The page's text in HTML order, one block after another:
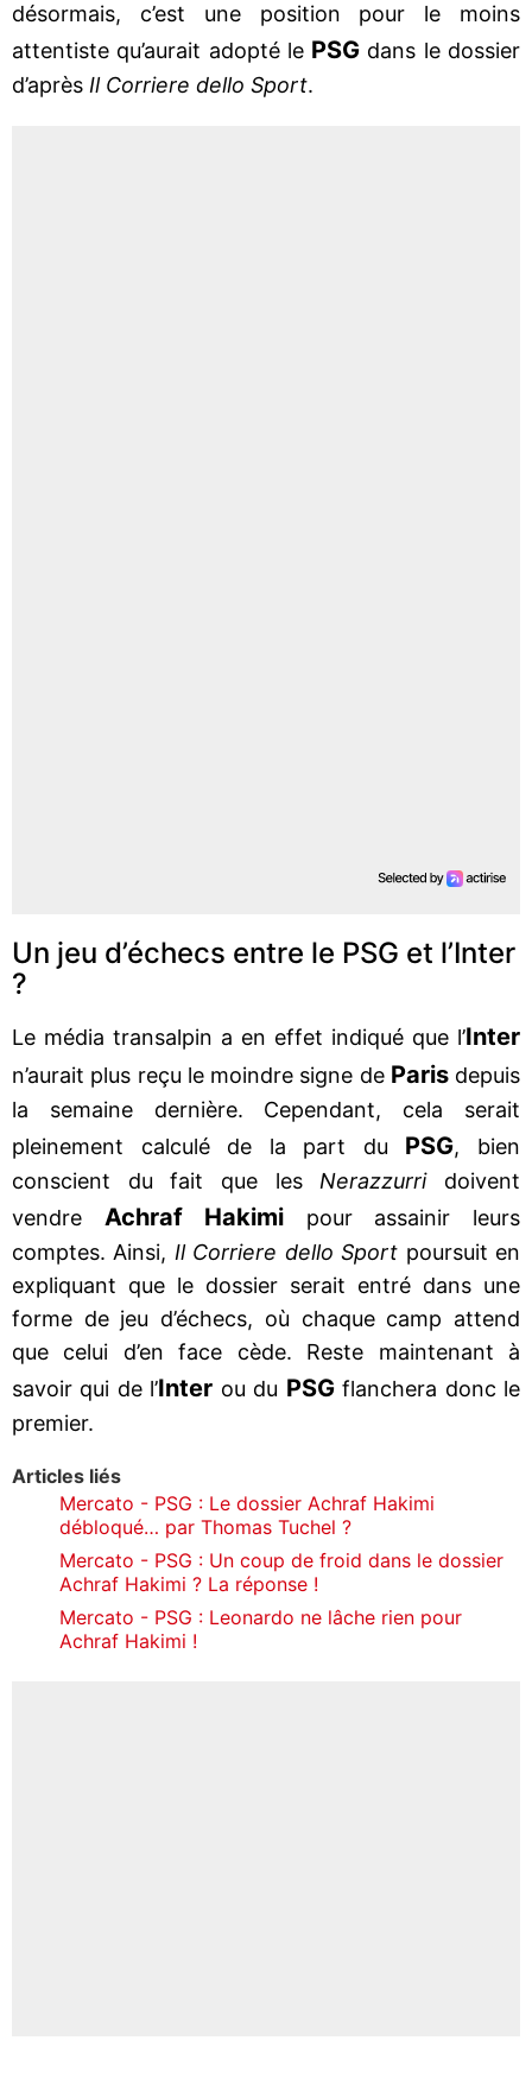
désormais, c’est une position pour le moins
attentiste qu’aurait adopté le PSG dans le dossier
d’après Il Corriere dello Sport.
Un jeu d’échecs entre le PSG et l’Inter
?
Le média transalpin a en effet indiqué que l’Inter
n’aurait plus reçu le moindre signe de Parisdepuis
la semaine dernière. Cependant, cela serait
pleinement calculé de la part du PSG, bien
conscient du fait que les Nerazzurridoivent
vendre Achraf Hakimi pour assainir leurs
comptes. Ainsi, Il Corriere dello Sport poursuit en
expliquant que le dossier serait entré dans une
forme de jeu d’échecs, où chaque camp attend
que celui d’en face cède. Reste maintenant à
savoir qui de l’Inter ou du PSGflanchera donc le
premier.
Articles liés
Mercato - PSG : Le dossier Achraf Hakimi
débloqué… par Thomas Tuchel ?
Mercato - PSG : Un coup de froid dans le dossier
Achraf Hakimi ? La réponse !
Mercato - PSG : Leonardo ne lâche rien pour
Achraf Hakimi !